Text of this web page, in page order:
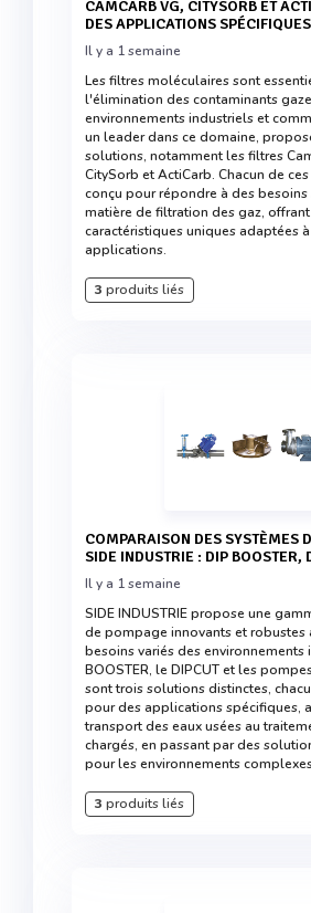
CAMCARB VG, CITYSORB ET
DES APPLICATIONS SPÉCIFIQUES
Il y a 1 semaine
Les filtres moléculaires sont
l'élimination des contaminants
environnements industriels et
un leader dans ce domaine,
solutions, notamment les filtres
CitySorb et ActiCarb. Chacun de
conçu pour répondre à des besoins
matière de filtration des gaz,
caractéristiques uniques adaptées
applications.
3 produits liés
COMPARAISON DES SYSTÈMES DE POMPAGE
SIDE INDUSTRIE : DIP BOOSTER,
Il y a 1 semaine
SIDE INDUSTRIE propose une
de pompage innovants et robustes
besoins variés des environnements
BOOSTER, le DIPCUT et les
sont trois solutions distinctes,
pour des applications spécifiques,
transport des eaux usées au
chargés, en passant par des
pour les environnements
3 produits liés